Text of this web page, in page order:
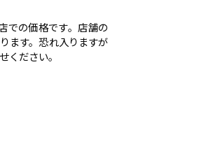
での価格です。店舗の
ます。恐れ入りますが
ください。